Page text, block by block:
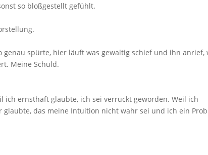
so bloßgestellt gefühlt.
spürte, hier läuft was gewaltig schief und ihn anrief,
Meine Schuld.
ernsthaft glaubte, ich sei verrückt geworden. Weil ich
das meine Intuition nicht wahr sei und ich ein